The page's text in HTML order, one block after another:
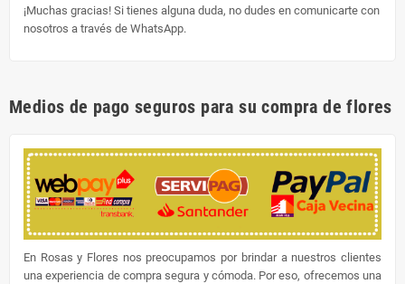
¡Muchas gracias! Si tienes alguna duda, no dudes en comunicarte con
nosotros a través de WhatsApp.
Medios de pago seguros para su compra de flores
En Rosas y Flores nos preocupamos por brindar a nuestros clientes
una experiencia de compra segura y cómoda. Por eso, ofrecemos una